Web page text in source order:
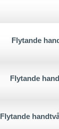
Flytande
Flytande
Flytande